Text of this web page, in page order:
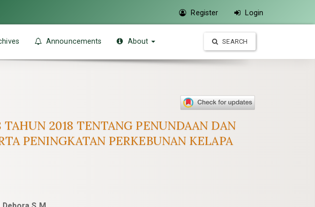
Register Login
Announcements About SEARCH
2018 TENTANG PENUNDAAN DAN
PENINGKATAN PERKEBUNAN KELAPA